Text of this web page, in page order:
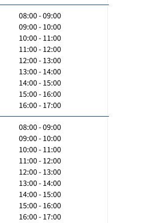
08:00 - 09:00
09:00 - 10:00
10:00 - 11:00
11:00 - 12:00
12:00 - 13:00
13:00 - 14:00
14:00 - 15:00
15:00 - 16:00
16:00 - 17:00
08:00 - 09:00
09:00 - 10:00
10:00 - 11:00
11:00 - 12:00
12:00 - 13:00
13:00 - 14:00
14:00 - 15:00
15:00 - 16:00
16:00 - 17:00